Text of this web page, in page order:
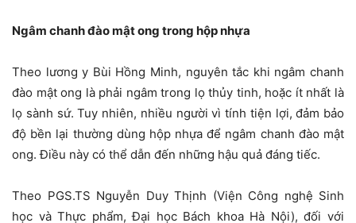
Ngâm chanh đào mật ong trong hộp nhựa
Theo lương y Bùi Hồng Minh, nguyên tắc khi ngâm chanh
đào mật ong là phải ngâm trong lọ thủy tinh, hoặc ít nhất là
lọ sành sứ. Tuy nhiên, nhiều người vì tính tiện lợi, đảm bảo
độ bền lại thường dùng hộp nhựa để ngâm chanh đào mật
ong. Điều này có thể dẫn đến những hậu quả đáng tiếc.
Theo PGS.TS Nguyễn Duy Thịnh (Viện Công nghệ Sinh
học và Thực phẩm, Đại học Bách khoa Hà Nội), đối với